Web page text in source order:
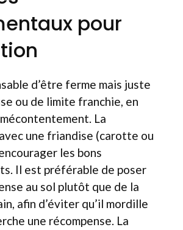
pour
d’être ferme mais juste
ou de limite franchie, en
La
une friandise (carotte ou
les bons
Il est préférable de poser
au sol plutôt que de la
afin d’éviter qu’il mordille
une récompense. La